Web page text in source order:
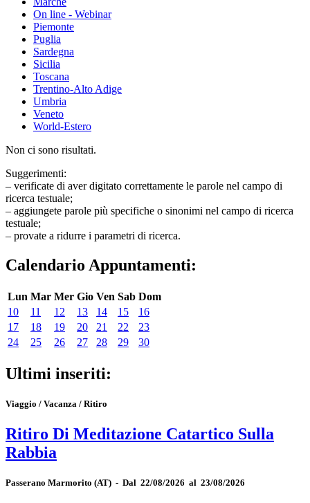
On line - Webinar
Piemonte
Puglia
Sardegna
Sicilia
Toscana
Trentino-Alto Adige
Umbria
Veneto
World-Estero
Non ci sono risultati.
Suggerimenti:
– verificate di aver digitato correttamente le parole nel campo di
ricerca testuale;
– aggiungete parole più specifiche o sinonimi nel campo di ricerca
testuale;
– provate a ridurre i parametri di ricerca.
Calendario Appuntamenti:
Lun Mar Mer Gio Ven Sab Dom
10
11 12 13 14 15
16
17
18 19 20 21 22
23
24
25 26 27 28 29 30
Ultimi inseriti:
Viaggio / Vacanza / Ritiro
Ritiro Di Meditazione Catartico Sulla
Rabbia
Passerano Marmorito (AT) - Dal 22/08/2026 al 23/08/2026